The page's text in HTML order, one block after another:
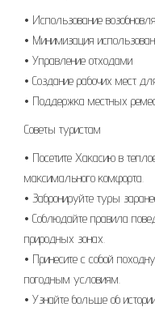
• Использование
• Минимизация
• Управление отходами
• Создание рабочих мест
• Поддержка местных
Советы туристам
• Посетите Хакасию в
максимального комфорта.
• Забронируйте туры
• Соблюдайте правила
природных зонах.
• Принесите с собой
погодным условиям.
• Узнайте больше об